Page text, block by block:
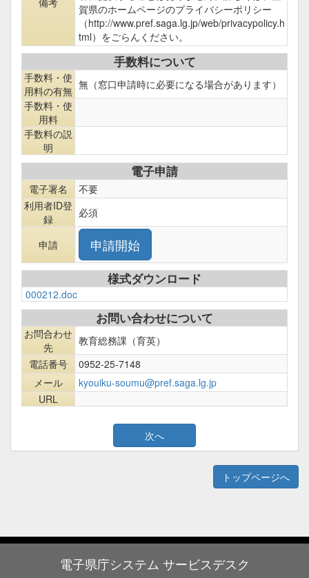
賀県のホームページのプライバシーポリシー
（http://www.pref.saga.lg.jp/web/privacypolicy.h
tml）をごらんください。
手数料について
手数料・使
用料の有無 無（窓口申請時に必要になる場合があります）
手数料・使
用料
手数料の説
明
電子申請
電子署名
不要
利用者ID登
録
必須
申請
様式ダウンロード
000212.doc
お問い合わせについて
お問合わせ
先
教育総務課（育英）
電話番号
0952-25-7148
メール
kyouiku-soumu@pref.saga.lg.jp
URL
トップページへ
電子県庁システム サービスデスク